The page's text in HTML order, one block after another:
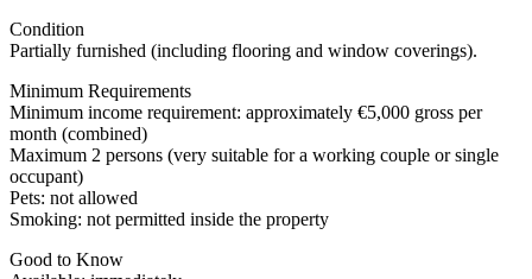
Condition
Partially furnished (including flooring and window coverings).
Minimum Requirements
Minimum income requirement: approximately €5,000 gross per
month (combined)
Maximum 2 persons (very suitable for a working couple or single
occupant)
Pets: not allowed
Smoking: not permitted inside the property
Good to Know